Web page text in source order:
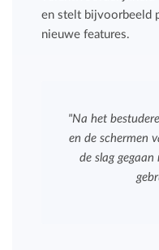
en stelt bijvoorbeeld
nieuwe features.
"Na het
en de schermen
de slag